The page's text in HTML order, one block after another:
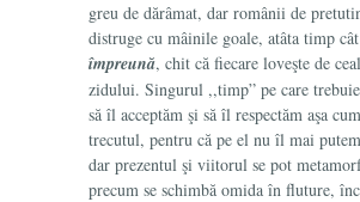
greu de dărâmat, dar românii de
distruge cu mâinile goale, atâta timp
împreună, chit că fiecare loveşte de
zidului. Singurul ,,timp” pe care
să îl acceptăm şi să îl respectăm aşa
trecutul, pentru că pe el nu îl mai
dar prezentul şi viitorul se pot
precum se schimbă omida în fluture,